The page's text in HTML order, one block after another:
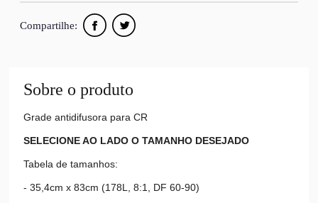
Sobre o produto
Grade antidifusora para CR
SELECIONE AO LADO O TAMANHO DESEJADO
Tabela de tamanhos:
- 35,4cm x 83cm (178L, 8:1, DF 60-90)
Compartilhe: